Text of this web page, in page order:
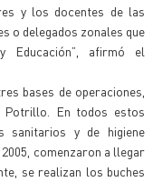
y los docentes de las
o delegados zonales que
Educación”, afirmó el
bases de operaciones,
Potrillo. En todos estos
sanitarios y de higiene
comenzaron a llegar
se realizan los buches